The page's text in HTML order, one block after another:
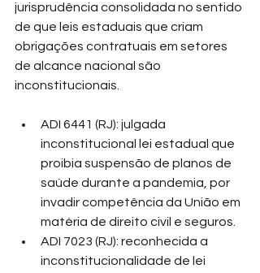
jurisprudência consolidada no sentido
de que leis estaduais que criam
obrigações contratuais em setores
de alcance nacional são
inconstitucionais.
ADI 6441 (RJ): julgada
inconstitucional lei estadual que
proibia suspensão de planos de
saúde durante a pandemia, por
invadir competência da União em
matéria de direito civil e seguros.
ADI 7023 (RJ): reconhecida a
inconstitucionalidade de lei